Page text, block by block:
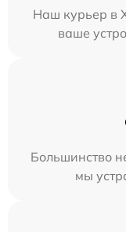
Наш курьер в
ваше
Большинство
мы